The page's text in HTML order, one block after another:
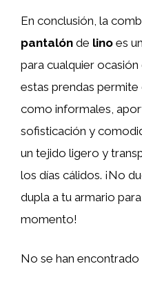
En conclusión, la
pantalón de lino es
para cualquier
estas prendas
como informales,
sofisticación y
un tejido ligero y
los días cálidos. ¡No
dupla a tu armario
momento!
No se han